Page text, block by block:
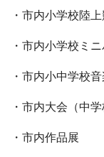
・市内小学校陸
・市内小学校ミ
・市内小中学校
・市内大会（中学
・市内作品展